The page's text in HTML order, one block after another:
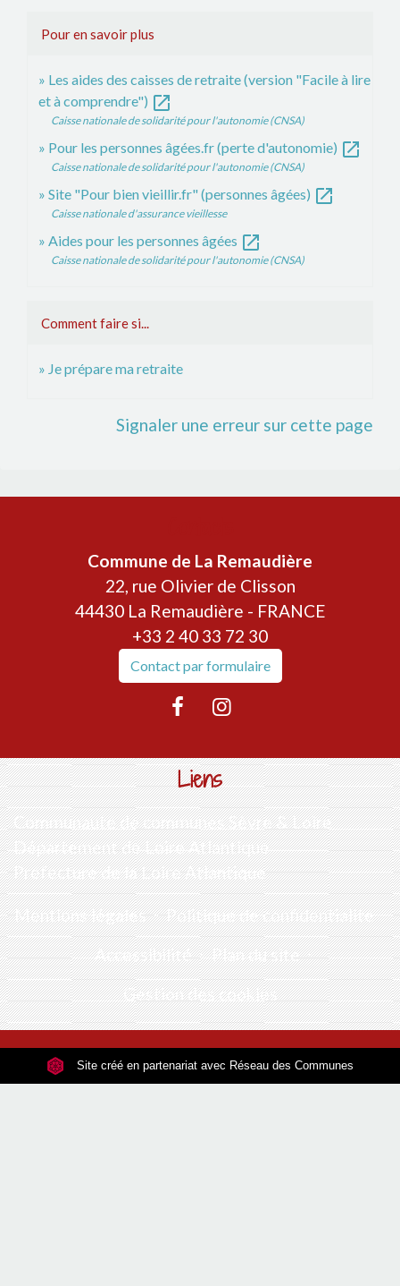
Pour en savoir plus
Les aides des caisses de retraite (version "Facile à lire
et à comprendre") open_in_new
Caisse nationale de solidarité pour l'autonomie (CNSA)
Pour les personnes âgées.fr (perte d'autonomie) open_in_new
Caisse nationale de solidarité pour l'autonomie (CNSA)
Site "Pour bien vieillir.fr" (personnes âgées) open_in_new
Caisse nationale d'assurance vieillesse
Aides pour les personnes âgées open_in_new
Caisse nationale de solidarité pour l'autonomie (CNSA)
Comment faire si...
Je prépare ma retraite
Signaler une erreur sur cette page
Commune de La Remaudière
22, rue Olivier de Clisson
44430 La Remaudière - FRANCE
+33 2 40 33 72 30
Contact par formulaire
Liens
Communauté de communes Sèvre & Loire
Département de Loire Atlantique
Préfecture de la Loire Atlantique
Mentions légales - Politique de confidentialité -
Accessibilité - Plan du site -
Gestion des cookies
Site créé en partenariat avec Réseau des Communes